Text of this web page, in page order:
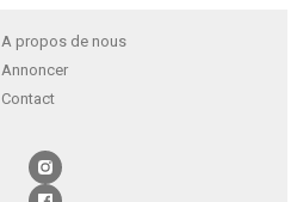
A propos de nous
Annoncer
Contact